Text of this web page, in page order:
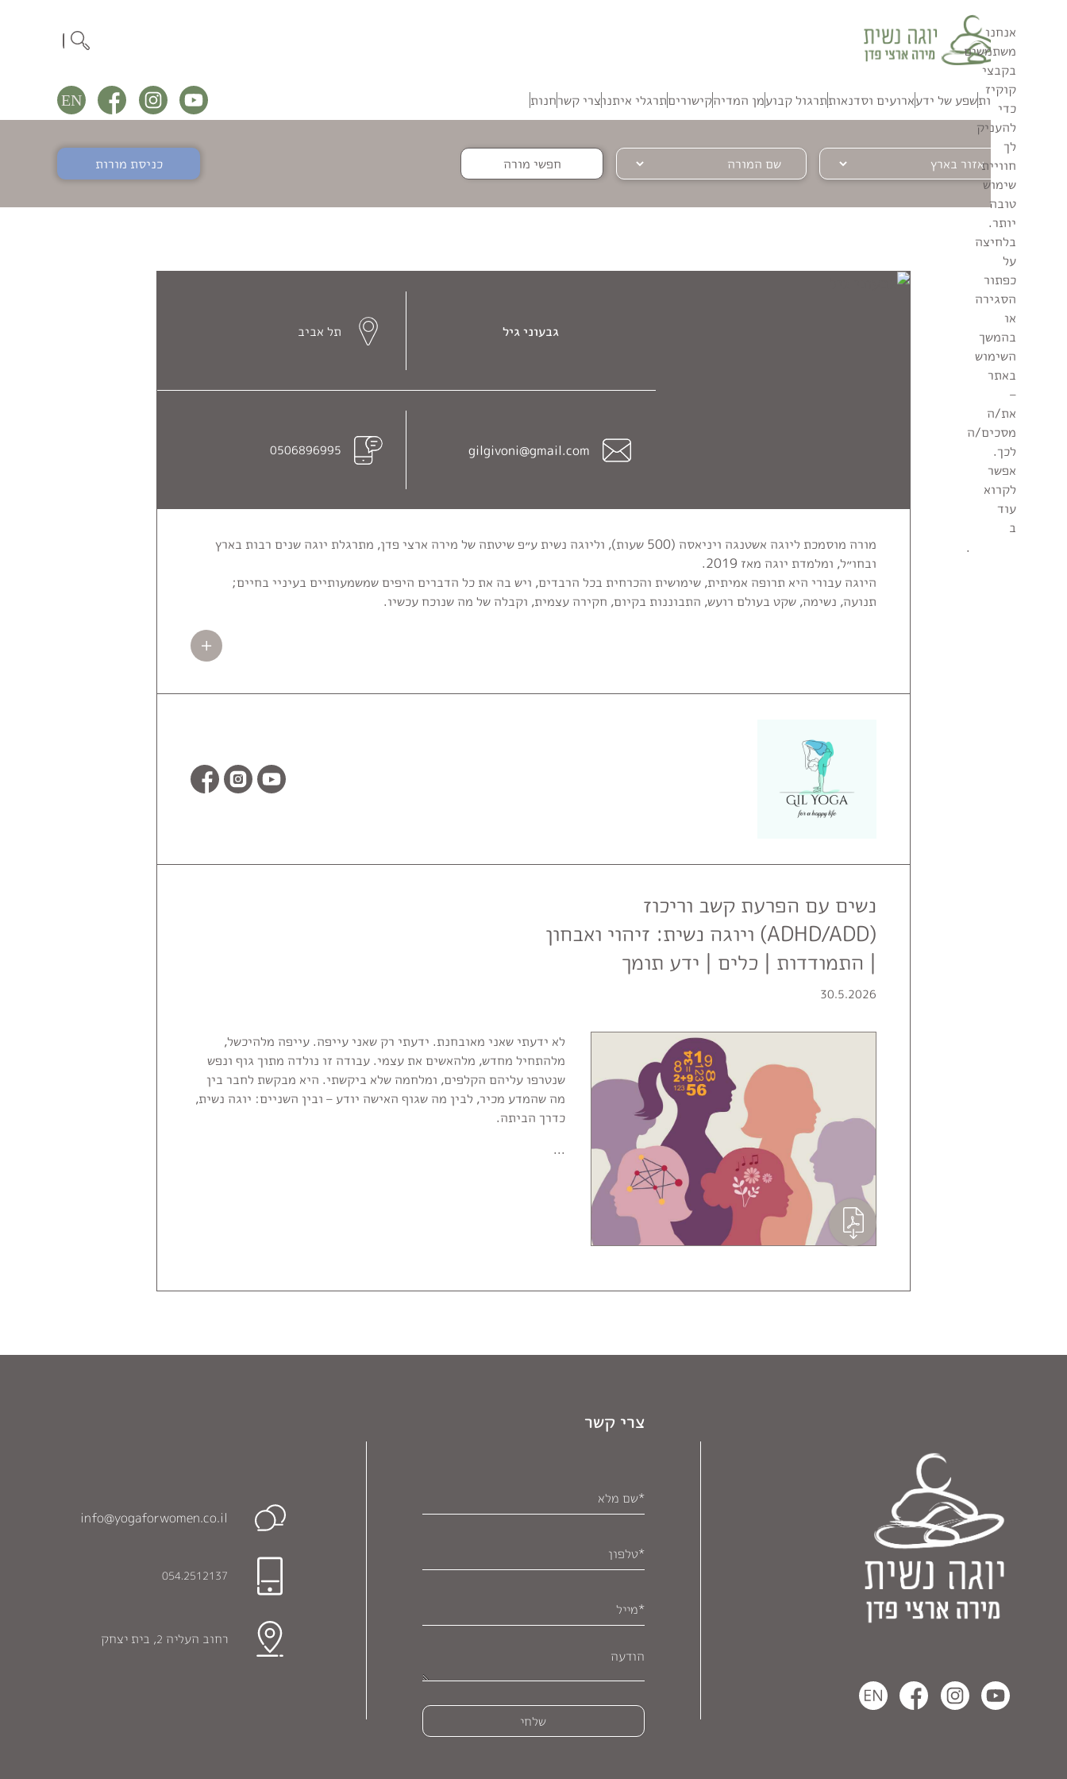
אודותשפע של ידעארועים וסדנאותתרגול קבועמן המדיהקישוריםתרגלי איתנוצרי קשרחנות
חפשי מורה כניסת מורות
אנחנו
משתמשים
בקבצי
קוקיז
כדי
להעניק
לך
חוויית
שימוש
טובה
יותר.
בלחיצה
על
כפתור
הסגירה
או
בהמשך
השימוש
באתר
–
את/ה
מסכים/ה
לכך.
אפשר
לקרוא
עוד
ב
.
גבעוני גיל תל אביב
gilgivoni@gmail.com
0506896995
מורה מוסמכת ליוגה אשטנגה ויניאסה (500 שעות), וליוגה נשית ע״פ שיטתה של מירה ארצי פדן, מתרגלת יוגה שנים רבות בארץ
ובחו״ל, ומלמדת יוגה מאז 2019.
היוגה עבורי היא תרופה אמיתית, שימושית והכרחית בכל הרבדים, ויש בה את כל הדברים היפים שמשמעותיים בעיניי בחיים;
תנועה, נשימה, שקט בעולם רועש, התבוננות בקיום, חקירה עצמית, וקבלה של מה שנוכח עכשיו.
נשים עם הפרעת קשב וריכוז
(ADHD/ADD) ויוגה נשית: זיהוי ואבחון
| התמודדות | כלים | ידע תומך
30.5.2026
...
לא ידעתי שאני מאובחנת. ידעתי רק שאני עייפה. עייפה מלהיכשל,
מלהתחיל מחדש, מלהאשים את עצמי. עבודה זו נולדה מתוך גוף ונפש
שנטרפו עליהם הקלפים, ומלחמה שלא ביקשתי. היא מבקשת לחבר בין
מה שהמדע מכיר, לבין מה שגוף האישה יודע – ובין השניים: יוגה נשית,
כדרך הביתה.
צרי קשר
info@yogaforwomen.co.il
054.2512137
רחוב העליה 2, בית יצחק